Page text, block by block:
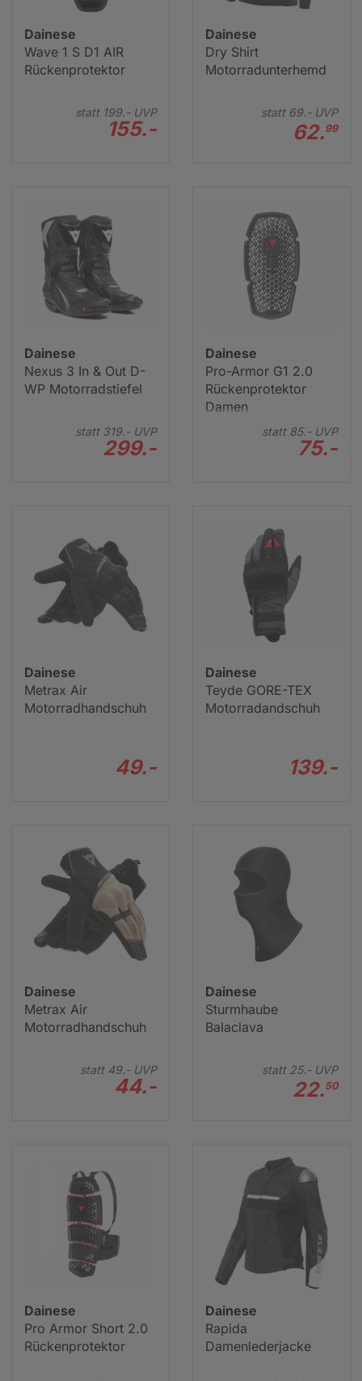
Dainese
Wave 1 S D1 AIR
Rückenprotektor
statt 199.-UVP
155.-
Dainese
Dry Shirt
Motorradunterhemd
statt 69.-UVP
62.99
Dainese
Nexus 3 In & Out D-
WP Motorradstiefel
statt 319.-UVP
299.-
Dainese
Pro-Armor G1 2.0
Rückenprotektor
Damen
statt 85.-UVP
75.-
Dainese
Metrax Air
Motorradhandschuh
49.-
Dainese
Teyde GORE-TEX
Motorradandschuh
139.-
Dainese
Metrax Air
Motorradhandschuh
statt 49.-UVP
44.-
Dainese
Sturmhaube
Balaclava
statt 25.-UVP
22.50
Dainese
Pro Armor Short 2.0
Rückenprotektor
Dainese
Rapida
Damenlederjacke